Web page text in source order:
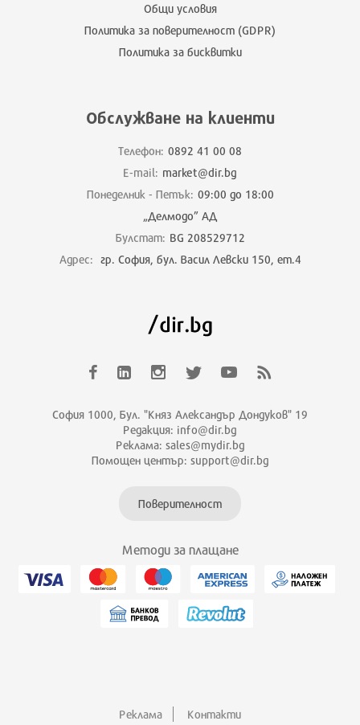
Общи условия
Политика за поверителност (GDPR)
Политика за бисквитки
Обслужване на клиенти
Телефон: 0892 41 00 08
E-mail: market@dir.bg
Понеделник - Петък: 09:00 до 18:00
„Делмодо” АД
Булстат: BG 208529712
Адрес: гр. София, бул. Васил Левски 150, ет.4
София 1000, Бул. "Княз Александър Дондуков" 19
Редакция: info@dir.bg
Реклама: sales@mydir.bg
Помощен център: support@dir.bg
Поверителност
Методи за плащане
Реклама Контакти